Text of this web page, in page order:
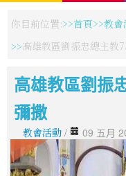
你目前位置: 首頁 教會
高雄教區劉振忠總主教
高雄教區劉振
彌撒
教會活動 / 09 五月